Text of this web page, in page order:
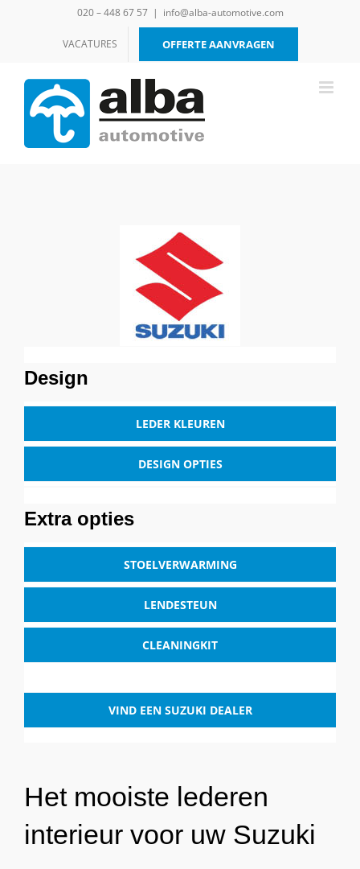
020 – 448 67 57 | info@alba-automotive.com
VACATURES OFFERTE AANVRAGEN
Design
LEDER KLEUREN
DESIGN OPTIES
Extra opties
STOELVERWARMING
LENDESTEUN
CLEANINGKIT
VIND EEN SUZUKI DEALER
Het mooiste lederen
interieur voor uw Suzuki